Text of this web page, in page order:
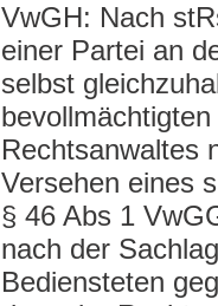
VwGH: Nach
einer Partei an
selbst
Rechtsanwaltes
Versehen eines
§ 46 Abs 1
nach der
Bediensteten